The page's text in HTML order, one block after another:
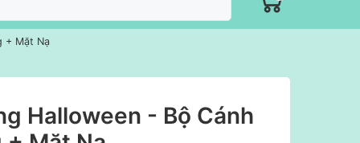
+ Mặt Nạ
Halloween - Bộ Cánh